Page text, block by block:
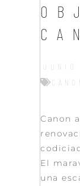
Canon
El
una